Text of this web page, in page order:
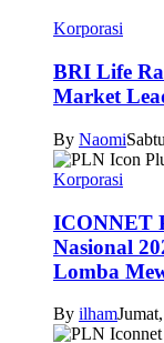
Korporasi
BRI Life
Market
By Naomi
Korporasi
ICONNET
Nasional
Lomba
By ilham